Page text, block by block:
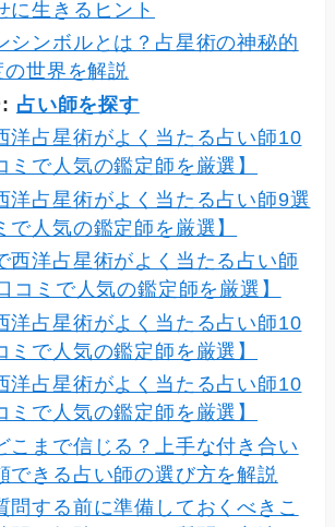
に生きるヒント
シンボルとは？占星術の神秘的
世界を解説
占い師を探す
洋占星術がよく当たる占い師10
ミで人気の鑑定師を厳選】
洋占星術がよく当たる占い師9選
で人気の鑑定師を厳選】
西洋占星術がよく当たる占い師
コミで人気の鑑定師を厳選】
洋占星術がよく当たる占い師10
ミで人気の鑑定師を厳選】
洋占星術がよく当たる占い師10
ミで人気の鑑定師を厳選】
こまで信じる？上手な付き合い
できる占い師の選び方を解説
問する前に準備しておくべきこ